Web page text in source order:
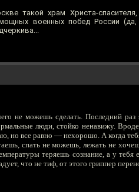
такой храм Христа-
военных побед России
не можешь сделать. Последний раз
люди, стойко ненавижу.
но все равно — нехорошо. А когда
спать не можешь, лежать не
теряешь сознание, а у
что не тиф, от этого гриппер